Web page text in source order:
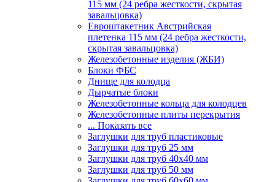
115 мм (24 ребра жесткости, скрытая
завальцовка)
Евроштакетник Австрийская
плетенка 115 мм (24 ребра жесткости,
скрытая завальцовка)
Железобетонные изделия (ЖБИ)
Блоки ФБС
Днище для колодца
Дырчатые блоки
Железобетонные кольца для колодцев
Железобетонные плиты перекрытия
... Показать все
Заглушки для труб пластиковые
Заглушки для труб 25 мм
Заглушки для труб 40х40 мм
Заглушки для труб 50 мм